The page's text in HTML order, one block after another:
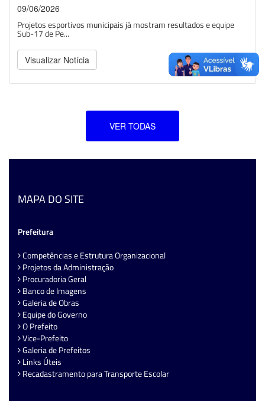
09/06/2026
Projetos esportivos municipais já mostram resultados e equipe
Sub-17 de Pe...
Visualizar Notícia
VER TODAS
MAPA DO SITE
Prefeitura
Competências e Estrutura Organizacional
Projetos da Administração
Procuradoria Geral
Banco de Imagens
Galeria de Obras
Equipe do Governo
O Prefeito
Vice-Prefeito
Galeria de Prefeitos
Links Úteis
Recadastramento para Transporte Escolar